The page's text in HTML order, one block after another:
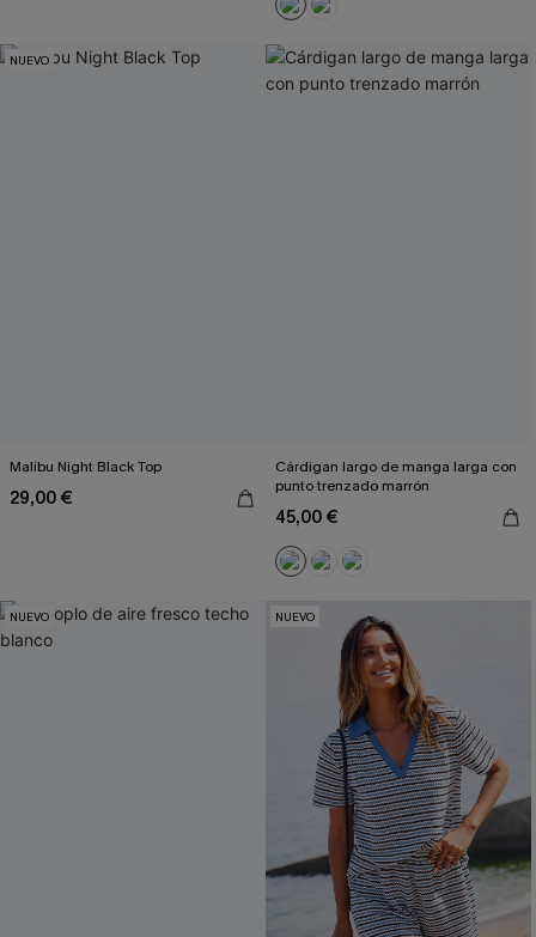
NUEVO
Malibu Night Black Top
29,00 €
Cárdigan largo de manga larga con
punto trenzado marrón
45,00 €
NUEVO NUEVO